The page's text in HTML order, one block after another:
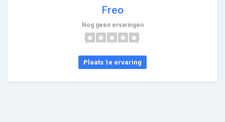
Freo
Nog geen ervaringen
Plaats 1e ervaring